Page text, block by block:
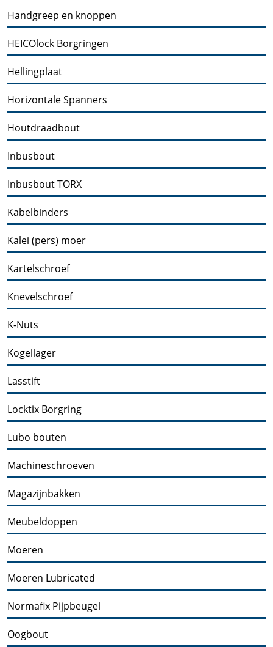
Handgreep en knoppen
HEICOlock Borgringen
Hellingplaat
Horizontale Spanners
Houtdraadbout
Inbusbout
Inbusbout TORX
Kabelbinders
Kalei (pers) moer
Kartelschroef
Knevelschroef
K-Nuts
Kogellager
Lasstift
Locktix Borgring
Lubo bouten
Machineschroeven
Magazijnbakken
Meubeldoppen
Moeren
Moeren Lubricated
Normafix Pijpbeugel
Oogbout